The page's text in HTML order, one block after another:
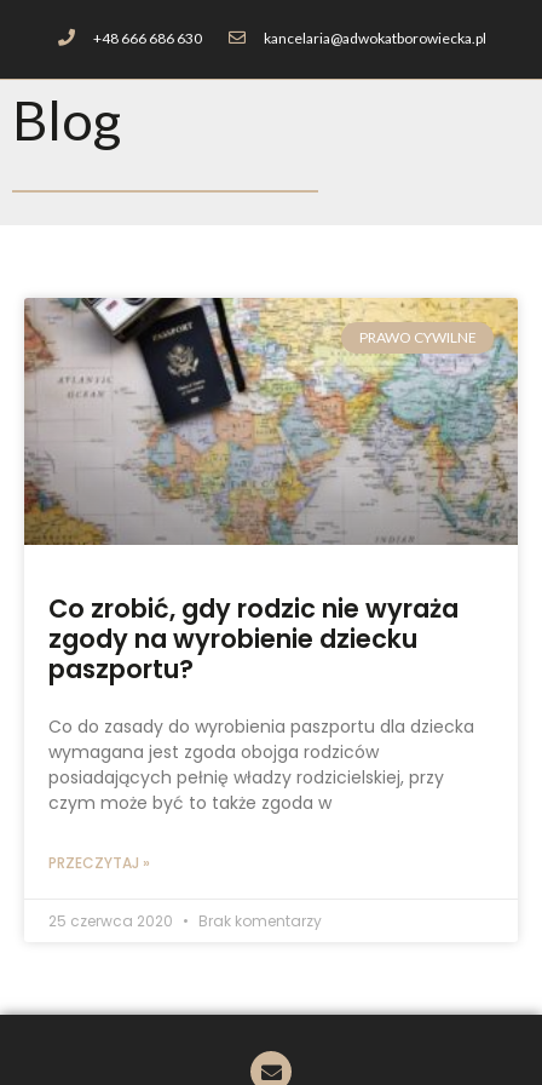
+48 666 686 630 kancelaria@adwokatborowiecka.pl
Blog
PRAWO CYWILNE
Co zrobić, gdy rodzic nie wyraża
zgody na wyrobienie dziecku
paszportu?
Co do zasady do wyrobienia paszportu dla dziecka
wymagana jest zgoda obojga rodziców
posiadających pełnię władzy rodzicielskiej, przy
czym może być to także zgoda w
PRZECZYTAJ »
25 czerwca 2020 Brak komentarzy